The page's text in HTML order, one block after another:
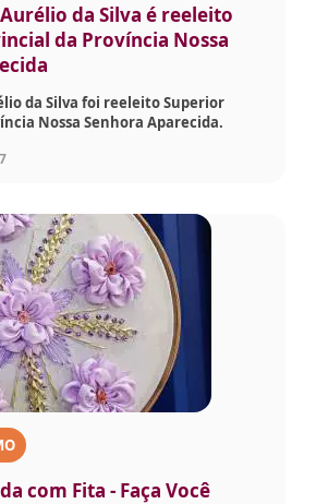
da Silva é reeleito
da Província Nossa
da Silva foi reeleito Superior
Nossa Senhora Aparecida.
com Fita - Faça Você